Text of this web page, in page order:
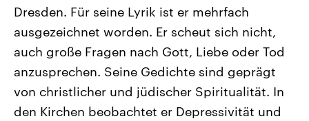
Aktuelle Beiträge, Analysen und
Hintergründe
Wirtschaftlich und militärisch
gehören die Vereinigten Staaten zu
den mächtigsten Ländern der Erde,
mit großem Einfluss auf das
Nahostkonflikt
Aktuelle Lage und
Der Überfall der
Terrororganisation Hamas
Oktober 2023 auf Israel
Region wieder die
Israel möchte die Hamas
Libanon vom Iran
Dresden. Für seine Lyrik ist er mehrfach
ausgezeichnet worden. Er scheut sich nicht,
auch große Fragen nach Gott, Liebe oder Tod
anzusprechen. Seine Gedichte sind geprägt
von christlicher und jüdischer Spiritualität. In
den Kirchen beobachtet er Depressivität und